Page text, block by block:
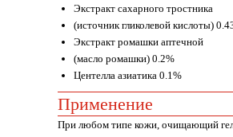
Экстракт сахарного тростника
(источник гликолевой кислоты)
Экстракт ромашки аптечной
(масло ромашки) 0.2%
Центелла азиатика 0.1%
Применение
При любом типе кожи, очищающий